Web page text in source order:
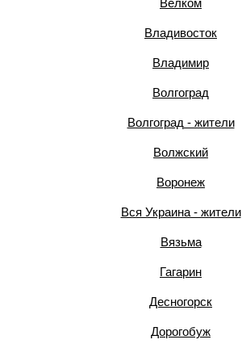
Велком
Владивосток
Владимир
Волгоград
Волгоград - жители
Волжский
Воронеж
Вся Украина - жители
Вязьма
Гагарин
Десногорск
Дорогобуж